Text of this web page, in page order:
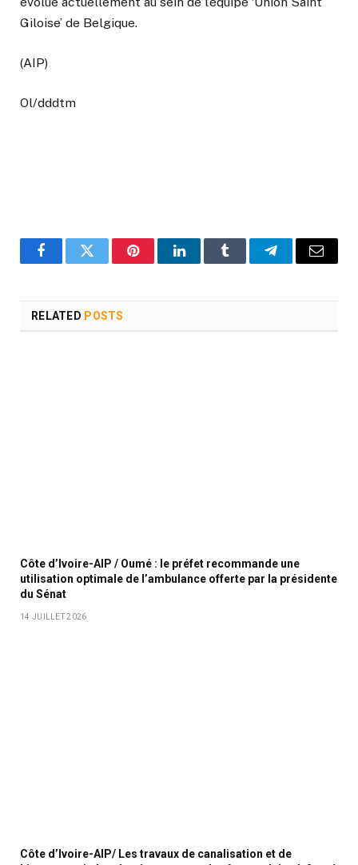
Giloise’ de Belgique.
(AIP)
Ol/dddtm
FacebookTwitter PinterestLinkedInTumblr TelegramEmail
RELATED POSTS
Côte d’Ivoire-AIP / Oumé : le préfet recommande une
utilisation optimale de l’ambulance offerte par la présidente
du Sénat
14 JUILLET 2026
Côte d’Ivoire-AIP/ Les travaux de canalisation et de